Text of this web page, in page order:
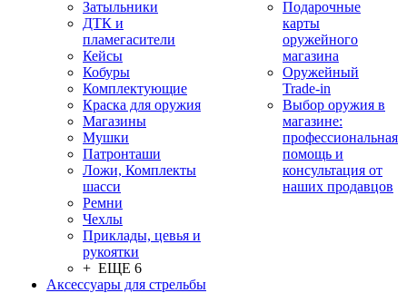
Затыльники
ДТК и
пламегасители
Кейсы
Кобуры
Комплектующие
Краска для оружия
Магазины
Мушки
Патронташи
Ложи, Комплекты
шасси
Ремни
Чехлы
Приклады, цевья и
рукоятки
+ ЕЩЕ 6
Аксессуары для стрельбы
Подарочные
карты
оружейного
магазина
Оружейный
Trade-in
Выбор оружия в
магазине:
профессиональная
помощь и
консультация от
наших продавцов